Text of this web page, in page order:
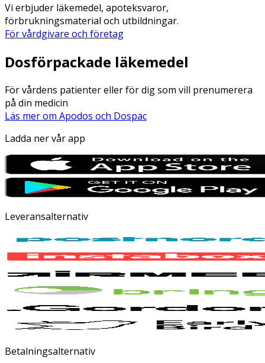
Vi erbjuder läkemedel, apoteksvaror,
förbrukningsmaterial och utbildningar.
För vårdgivare och företag
Dosförpackade läkemedel
För vårdens patienter eller för dig som vill prenumerera
på din medicin
Läs mer om Apodos och Dospac
Ladda ner vår app
Leveransalternativ
Betalningsalternativ